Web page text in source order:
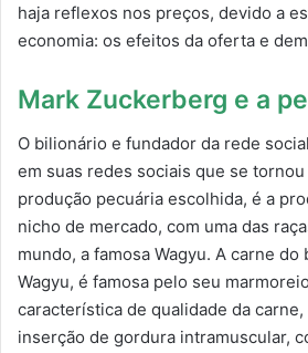
haja reflexos nos preços, devido a
economia: os efeitos da oferta e
Mark Zuckerberg e a
O bilionário e fundador da rede
em suas redes sociais que se
produção pecuária escolhida, é a
nicho de mercado, com uma das
mundo, a famosa Wagyu. A carne do
Wagyu, é famosa pelo seu
característica de qualidade da
inserção de gordura intramuscular,